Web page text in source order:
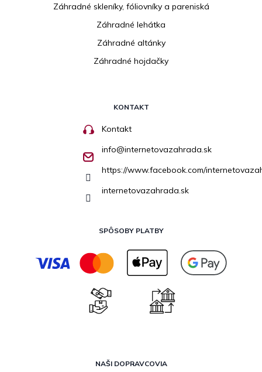
Záhradné skleníky, fóliovníky a pareniská
Záhradné lehátka
Záhradné altánky
Záhradné hojdačky
KONTAKT
Kontakt
info@internetovazahrada.sk
https://www.facebook.com/
internetovazahrada.sk
SPÔSOBY PLATBY
NAŠI DOPRAVCOVIA